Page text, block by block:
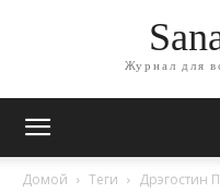
Журнал для
Домой Теги Дрэгостин